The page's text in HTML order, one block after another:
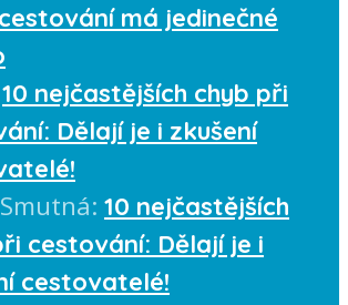
má jedinečné
10 nejčastějších chyb při
Dělají je i zkušení
: 10 nejčastějších
cestování: Dělají je i
cestovatelé!